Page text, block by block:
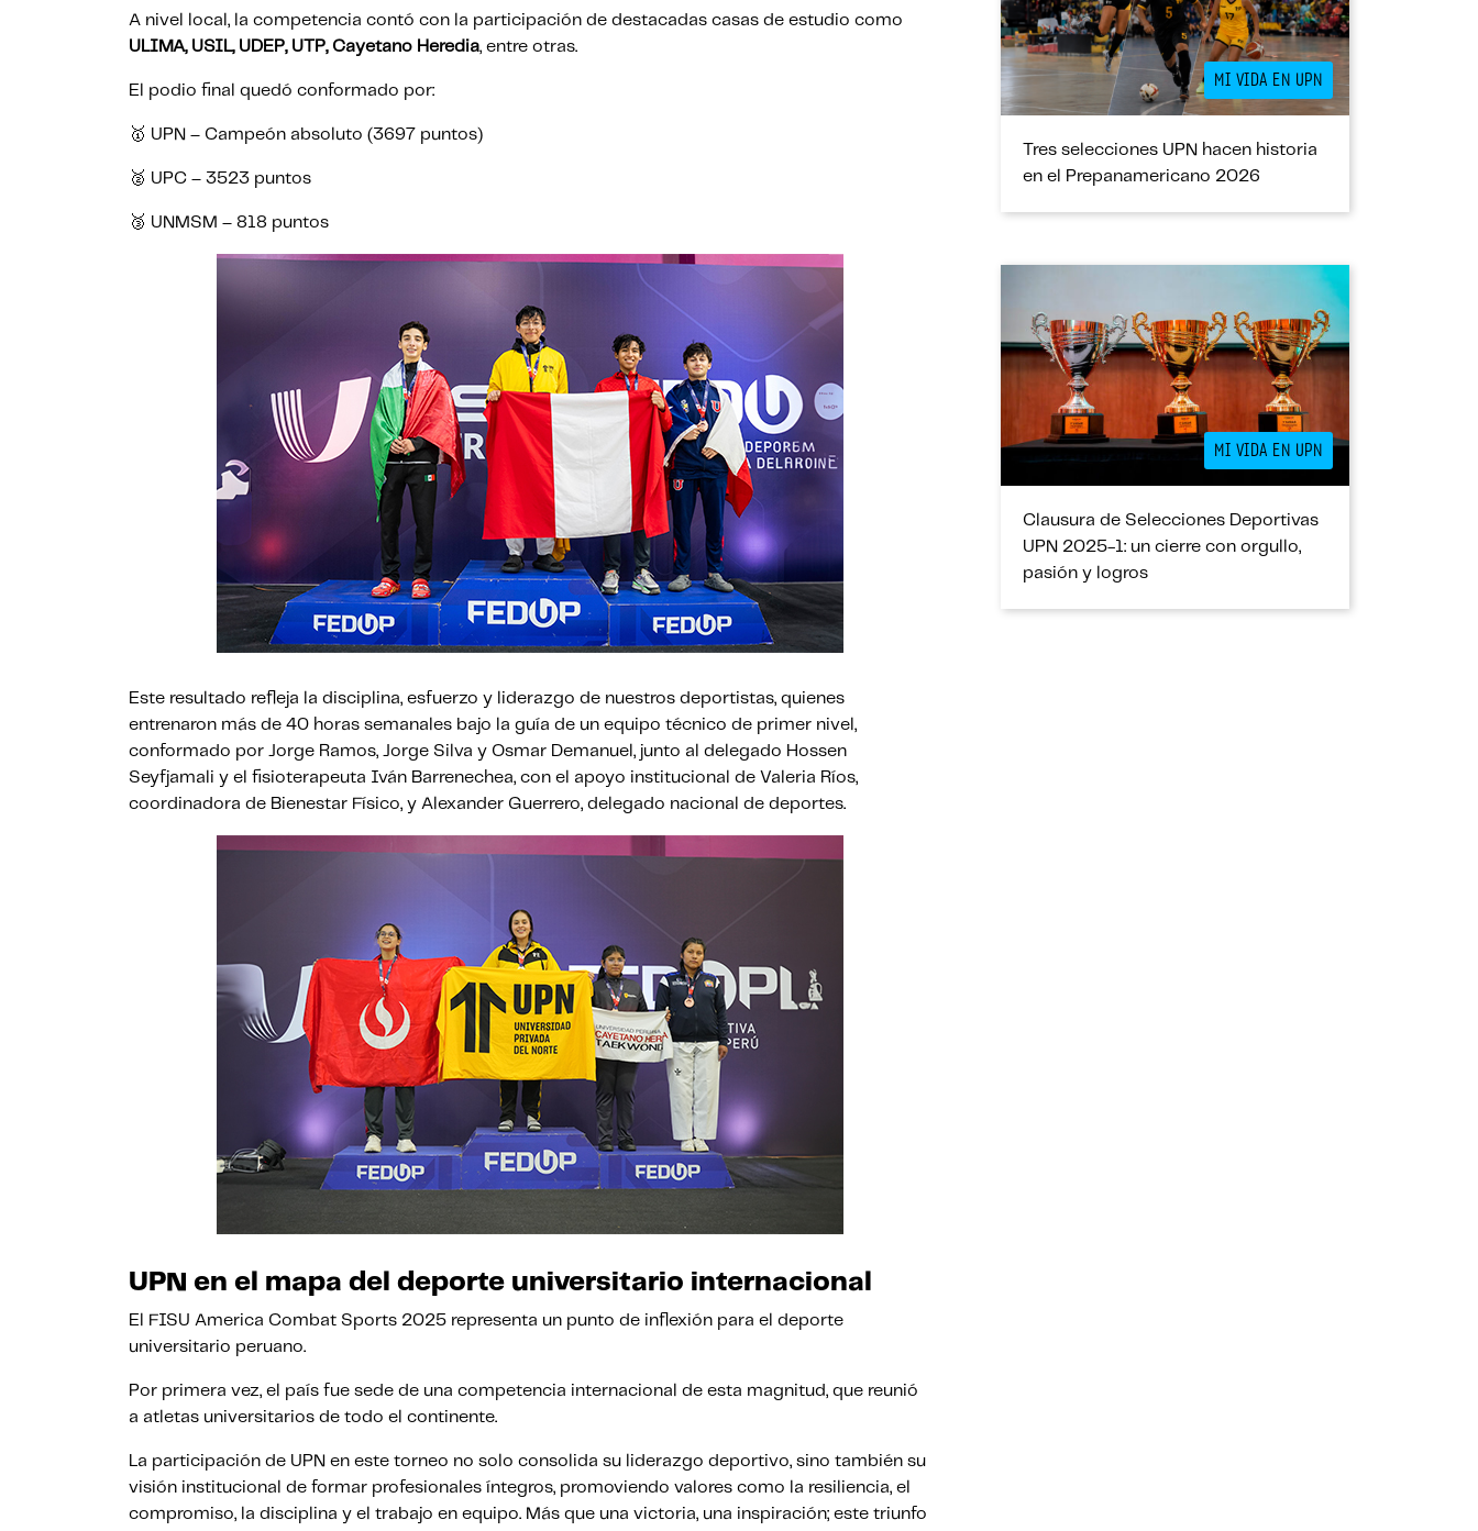
A nivel local, la competencia contó con la participación de destacadas casas de estudio como
ULIMA, USIL, UDEP, UTP, Cayetano Heredia, entre otras.
El podio final quedó conformado por:
🥇 UPN – Campeón absoluto (3697 puntos)
🥈 UPC – 3523 puntos
🥉 UNMSM – 818 puntos
Este resultado refleja la disciplina, esfuerzo y liderazgo de nuestros deportistas, quienes
entrenaron más de 40 horas semanales bajo la guía de un equipo técnico de primer nivel,
conformado por Jorge Ramos, Jorge Silva y Osmar Demanuel, junto al delegado Hossen
Seyfjamali y el fisioterapeuta Iván Barrenechea, con el apoyo institucional de Valeria Ríos,
coordinadora de Bienestar Físico, y Alexander Guerrero, delegado nacional de deportes.
UPN en el mapa del deporte universitario internacional
El FISU America Combat Sports 2025 representa un punto de inflexión para el deporte
universitario peruano.
Por primera vez, el país fue sede de una competencia internacional de esta magnitud, que reunió
a atletas universitarios de todo el continente.
La participación de UPN en este torneo no solo consolida su liderazgo deportivo, sino también su
visión institucional de formar profesionales íntegros, promoviendo valores como la resiliencia, el
compromiso, la disciplina y el trabajo en equipo. Más que una victoria, una inspiración; este triunfo
MI VIDA EN UPN
Tres selecciones UPN hacen historia
en el Prepanamericano 2026
MI VIDA EN UPN
Clausura de Selecciones Deportivas
UPN 2025-1: un cierre con orgullo,
pasión y logros